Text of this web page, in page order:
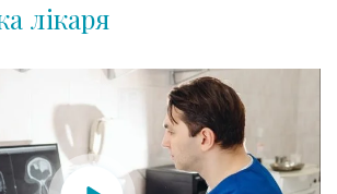
лікаря